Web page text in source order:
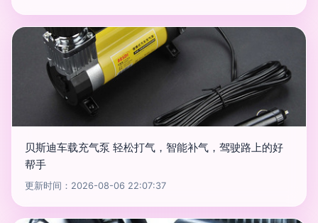
贝斯迪车载充气泵 轻松打气，智能补气，驾驶路上的好
帮手
更新时间：2026-08-06 22:07:37